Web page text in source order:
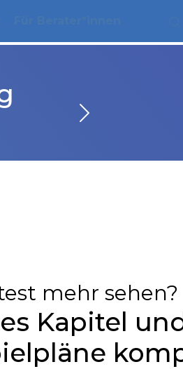
mehr sehen?
Kapitel